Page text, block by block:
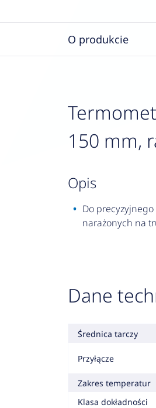
O produkcie
150 mm,
opis
Do
narażonych na
Dane
Średnica tarczy
Przyłącze
Zakres temperatur
Klasa dokładności